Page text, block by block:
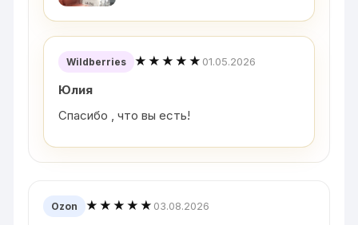
Wildberries ★★★★★ 01.05.2026
Юлия
Спасибо , что вы есть!
Ozon ★★★★★ 03.08.2026